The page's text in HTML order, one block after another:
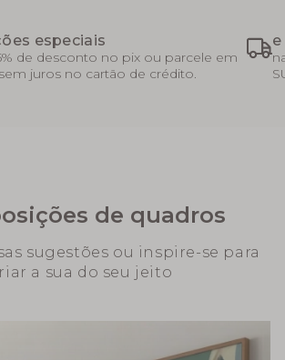
especiais
de desconto no pix ou parcele em
juros no cartão de crédito.
de quadros
sugestões ou inspire-se para
a sua do seu jeito